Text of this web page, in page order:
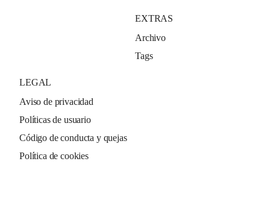
EXTRAS
Archivo
Tags
LEGAL
Aviso de privacidad
Políticas de usuario
Código de conducta y quejas
Política de cookies